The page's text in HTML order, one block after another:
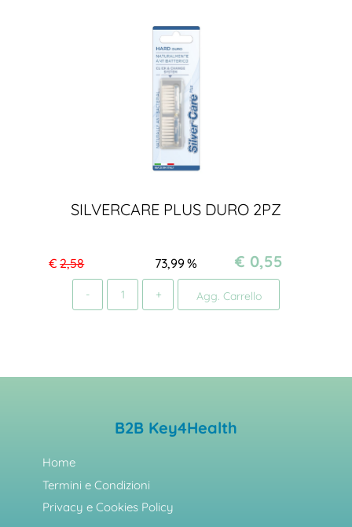
SILVERCARE PLUS DURO 2PZ
€ 2,58 %
73,99 € 0,55
Agg. Carrello
B2B Key4Health
Home
Termini e Condizioni
Privacy e Cookies Policy